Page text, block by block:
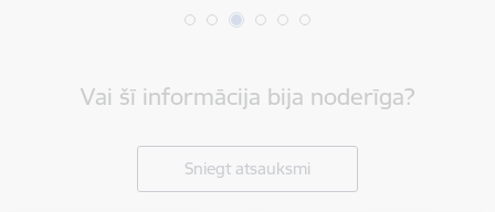
Vai šī informācija bija noderīga?
Sniegt atsauksmi